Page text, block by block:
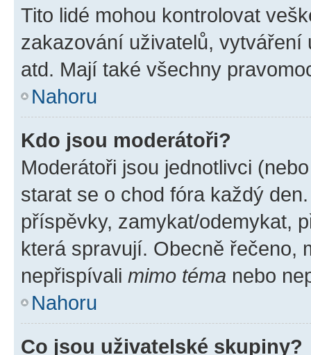
Tito lidé mohou kontrolovat
zakazování uživatelů,
atd. Mají také všechny
Nahoru
Kdo jsou moderátoři?
Moderátoři jsou jednotlivci
starat se o chod fóra každý
příspěvky, zamykat/odemykat,
která spravují. Obecně řečeno,
nepřispívali mimo téma nebo
Nahoru
Co jsou uživatelské skupiny?